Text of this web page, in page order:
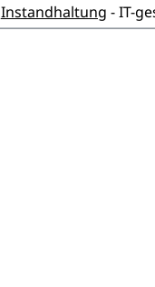
Instandhaltung -IT-